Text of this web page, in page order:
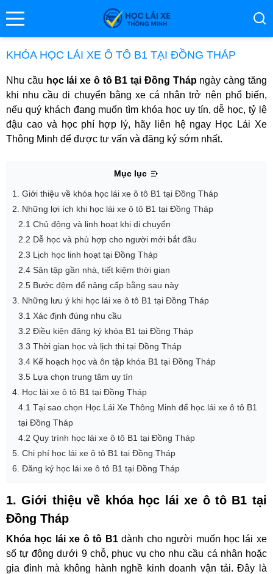
menu
KHÓA HỌC LÁI XE Ô TÔ B1 TẠI ĐỒNG THÁP
Nhu cầu học lái xe ô tô B1 tại Đồng Thápngày càng tăng
khi nhu cầu di chuyển bằng xe cá nhân trở nên phổ biến,
nếu quý khách đang muốn tìm khóa học uy tín, dễ học, tỷ lệ
đậu cao và học phí hợp lý, hãy liên hệ ngay Học Lái Xe
Thông Minh để được tư vấn và đăng ký sớm nhất.
Mục lục
1. Giới thiệu về khóa học lái xe ô tô B1 tại Đồng Tháp
2. Những lợi ích khi học lái xe ô tô B1 tại Đồng Tháp
2.1 Chủ động và linh hoạt khi di chuyển
2.2 Dễ học và phù hợp cho người mới bắt đầu
2.3 Lịch học linh hoạt tại Đồng Tháp
2.4 Sân tập gần nhà, tiết kiệm thời gian
2.5 Bước đệm để nâng cấp bằng sau này
3. Những lưu ý khi học lái xe ô tô B1 tại Đồng Tháp
3.1 Xác định đúng nhu cầu
3.2 Điều kiện đăng ký khóa B1 tại Đồng Tháp
3.3 Thời gian học và lịch thi tại Đồng Tháp
3.4 Kế hoạch học và ôn tập khóa B1 tại Đồng Tháp
3.5 Lựa chọn trung tâm uy tín
4. Học lái xe ô tô B1 tại Đồng Tháp
4.1 Tại sao chọn Học Lái Xe Thông Minh để học lái xe ô tô B1
tại Đồng Tháp
4.2 Quy trình học lái xe ô tô B1 tại Đồng Tháp
5. Chi phí học lái xe ô tô B1 tại Đồng Tháp
6. Đăng ký học lái xe ô tô B1 tại Đồng Tháp
1. Giới thiệu về khóa học lái xe ô tô B1 tại
Đồng Tháp
Khóa học lái xe ô tô B1dành cho người muốn học lái xe
số tự động dưới 9 chỗ, phục vụ cho nhu cầu cá nhân hoặc
gia đình mà không hành nghề kinh doanh vận tải. Đây là